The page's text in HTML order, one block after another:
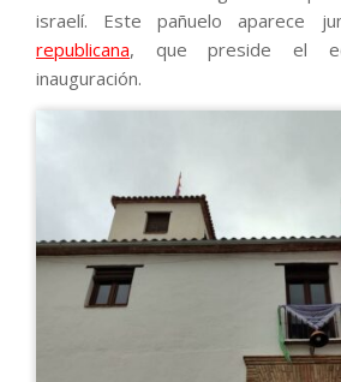
israelí. Este pañuelo aparece
republicana, que preside el
inauguración.